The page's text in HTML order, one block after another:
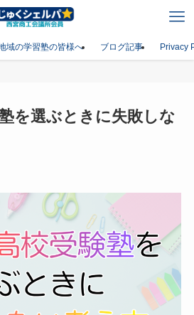
域の学習塾の皆様へ ブログ記事 Privacy
を選ぶときに失敗しな